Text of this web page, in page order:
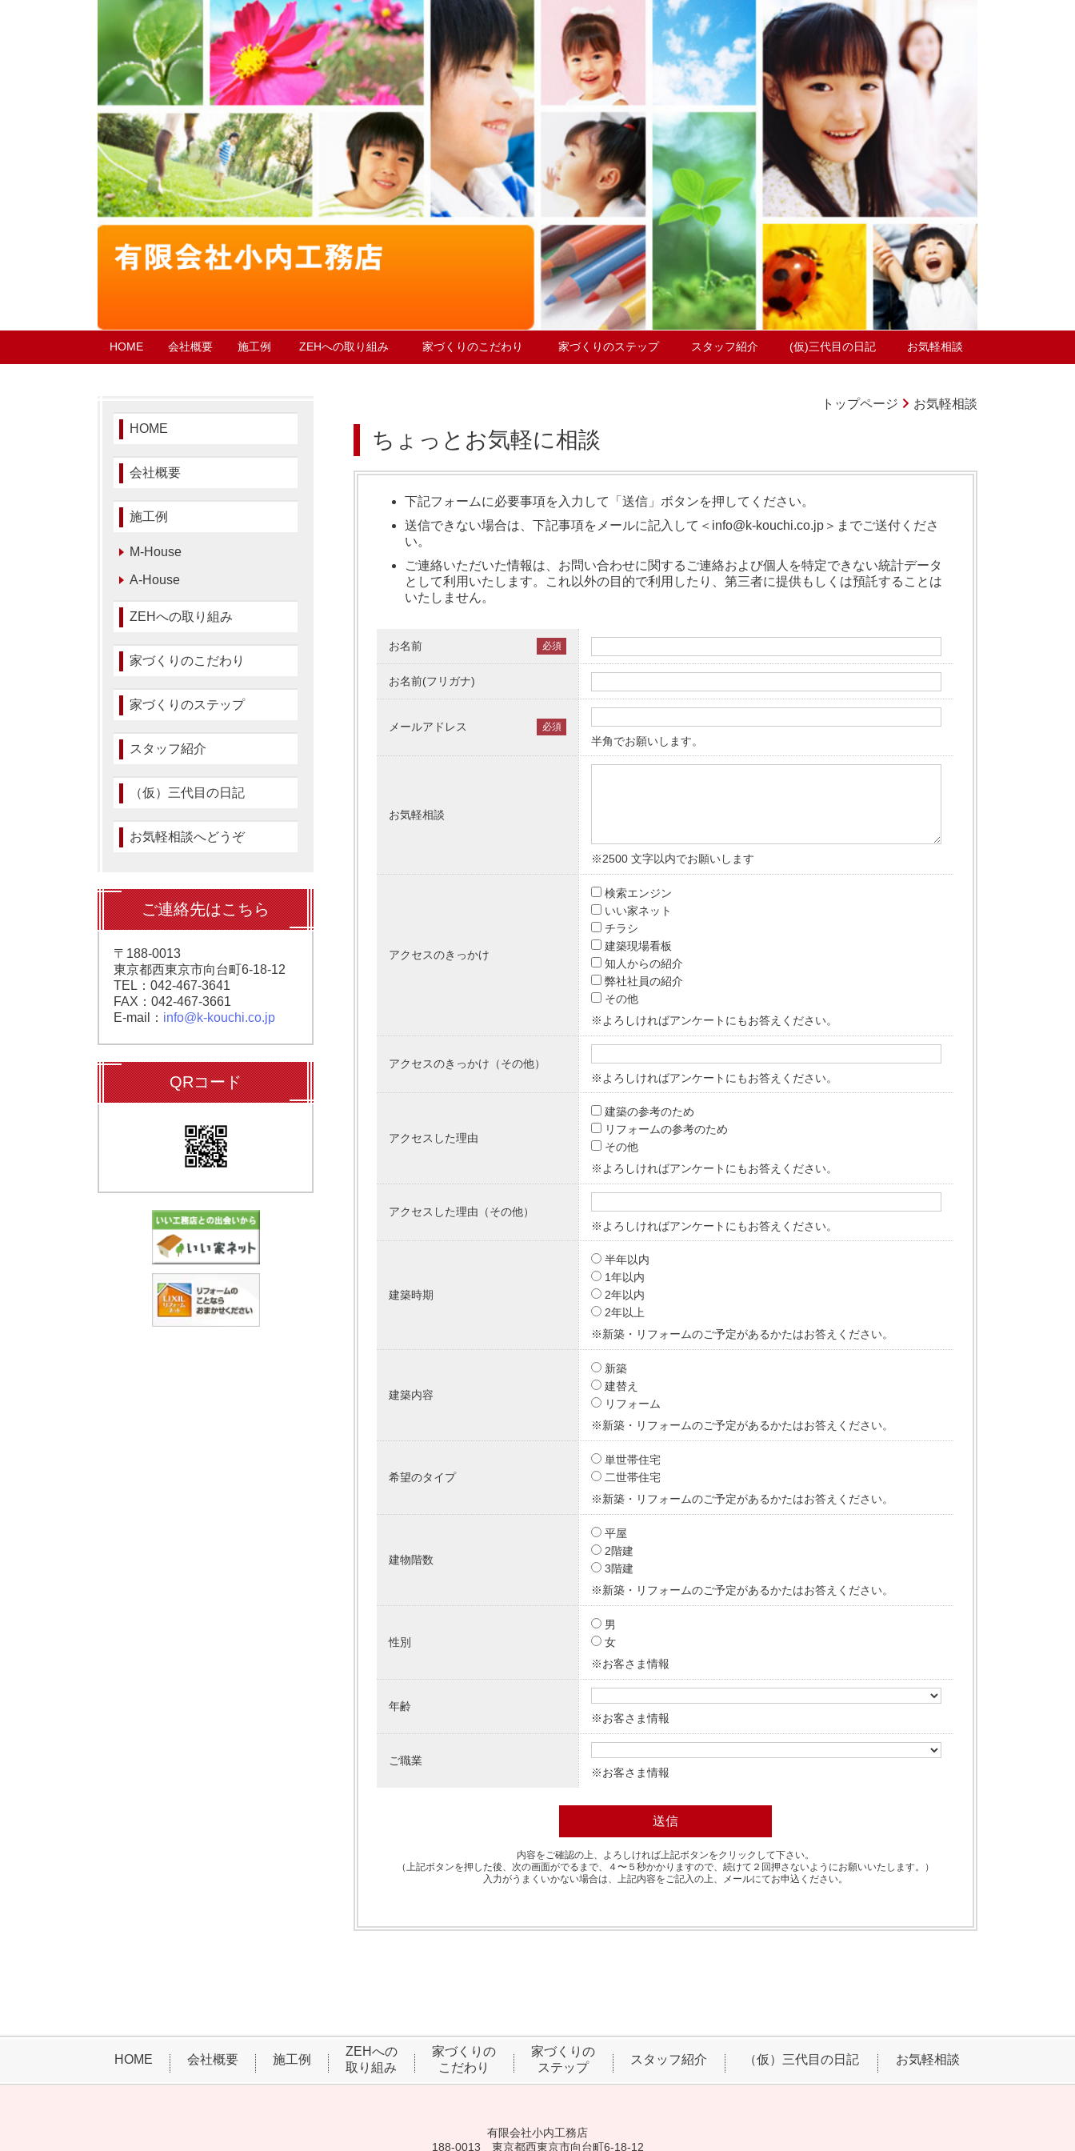
HOME 会社概要 施工例 ZEHへの取り組み 家づくりのこだわり 家づくりのステップ スタッフ紹介 (仮)三代目の日記 お気軽相談
トップページ お気軽相談
ちょっとお気軽に相談
下記フォームに必要事項を入力して「送信」ボタンを押してください。
送信できない場合は、下記事項をメールに記入して＜info@k-kouchi.co.jp＞までご送付くださ
い。
ご連絡いただいた情報は、お問い合わせに関するご連絡および個人を特定できない統計データ
として利用いたします。これ以外の目的で利用したり、第三者に提供もしくは預託することは
いたしません。
お名前 必須
お名前(フリガナ)
メールアドレス 必須
半角でお願いします。
お気軽相談
※2500 文字以内でお願いします
アクセスのきっかけ
検索エンジン
いい家ネット
チラシ
建築現場看板
知人からの紹介
弊社社員の紹介
その他
※よろしければアンケートにもお答えください。
アクセスのきっかけ（その他）
※よろしければアンケートにもお答えください。
アクセスした理由
建築の参考のため
リフォームの参考のため
その他
※よろしければアンケートにもお答えください。
アクセスした理由（その他）
※よろしければアンケートにもお答えください。
建築時期
半年以内
1年以内
2年以内
2年以上
※新築・リフォームのご予定があるかたはお答えください。
建築内容
新築
建替え
リフォーム
※新築・リフォームのご予定があるかたはお答えください。
希望のタイプ
単世帯住宅
二世帯住宅
※新築・リフォームのご予定があるかたはお答えください。
建物階数
平屋
2階建
3階建
※新築・リフォームのご予定があるかたはお答えください。
性別
男
女
※お客さま情報
年齢
※お客さま情報
ご職業
※お客さま情報
内容をご確認の上、よろしければ上記ボタンをクリックして下さい。
（上記ボタンを押した後、次の画面がでるまで、４〜５秒かかりますので、続けて２回押さないようにお願いいたします。）
入力がうまくいかない場合は、上記内容をご記入の上、メールにてお申込ください。
HOME
会社概要
施工例
M-House
A-House
ZEHへの取り組み
家づくりのこだわり
家づくりのステップ
スタッフ紹介
（仮）三代目の日記
お気軽相談へどうぞ
ご連絡先はこちら
〒188-0013
東京都西東京市向台町6-18-12
TEL：042-467-3641
FAX：042-467-3661
E-mail： info@k-kouchi.co.jp
QRコード
HOME 会社概要 施工例
ZEHへの
取り組み
家づくりの
こだわり
家づくりの
ステップ
スタッフ紹介 （仮）三代目の日記 お気軽相談
有限会社小内工務店
188-0013 東京都西東京市向台町6-18-12